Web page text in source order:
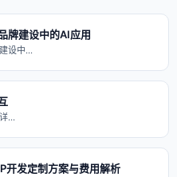
牌建设中的AI应用
设中…
…
开发定制方案与费用解析